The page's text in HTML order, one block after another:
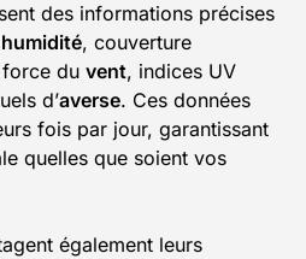
des informations précises
humidité, couverture
du vent, indices UV
d’averse. Ces données
fois par jour, garantissant
quelles que soient vos
également leurs